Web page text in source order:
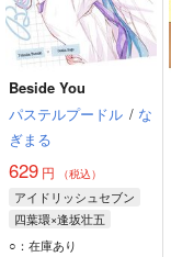
Beside You
パステルプードル / な
ぎまる
629 円 （税込）
アイドリッシュセブン
四葉環×逢坂壮五
四葉環
逢坂壮五
○：在庫あり